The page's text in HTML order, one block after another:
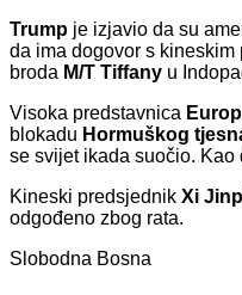
Trump je izjavio da su
da ima dogovor s kineskim
broda M/T Tiffany u
Visoka predstavnica
blokadu Hormuškog
se svijet ikada suočio.
Kineski predsjednik Xi
odgođeno zbog rata.
Slobodna Bosna